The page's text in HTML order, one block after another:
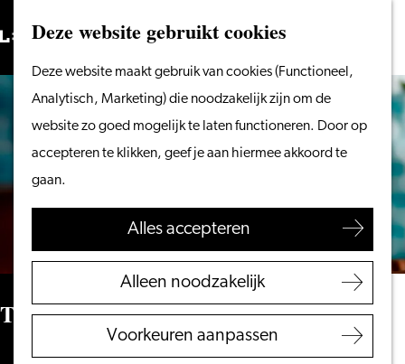
Deze website gebruikt cookies
Deze website maakt gebruik van cookies (Functioneel,
Analytisch, Marketing) die noodzakelijk zijn om de
website zo goed mogelijk te laten functioneren. Door op
accepteren te klikken, geef je aan hiermee akkoord te
gaan.
Alles accepteren
Alleen noodzakelijk
Voorkeuren aanpassen
Ga
naar
homepage
Menu
ZoekenVanaf het water
wandelen
Winkelen
Eten & drinken
Met kinderen
VVV Leiden
Bereikbaarheid
Regio Leiden
Zoeken
The Fat Pelican